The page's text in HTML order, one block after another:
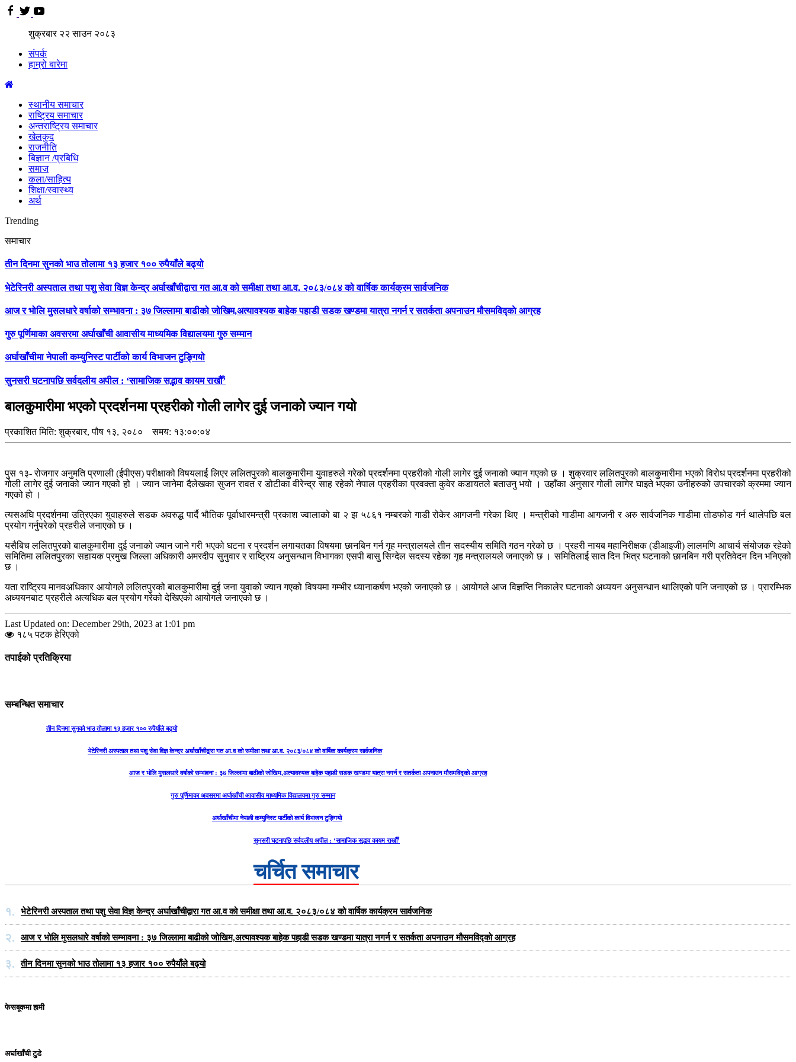
शुक्रबार २२साउन २०८३
संपर्क
हाम्रो बारेमा
स्थानीय समाचार
राष्ट्रिय समाचार
अन्तराष्ट्रिय समाचार
खेलकुद
राजनीति
बिज्ञान /प्रबिधि
समाज
कला/साहित्य
शिक्षा/स्वास्थ्य
अर्थ
Trending
समाचार
तीन दिनमा सुनको भाउ तोलामा १३ हजार १०० रुपैयाँले बढ्यो
भेटेरिनरी अस्पताल तथा पशु सेवा विज्ञ केन्द्र अर्घाखाँचीद्वारा गत आ.व को समीक्षा तथा आ.व. २०८३/०८४ को वार्षिक कार्यक्रम सार्वजनिक
आज र भोलि मुसलधारे वर्षाको सम्भावना : ३७ जिल्लामा बाढीको जोखिम,अत्यावश्यक बाहेक पहाडी सडक खण्डमा यात्रा नगर्न र सतर्कता अपनाउन मौसमविद्काे आग्रह
गुरु पूर्णिमाका अवसरमा अर्घाखाँची आवासीय माध्यमिक विद्यालयमा गुरु सम्मान
अर्घाखाँचीमा नेपाली कम्युनिस्ट पार्टीको कार्य विभाजन टुङ्गियो
सुनसरी घटनापछि सर्वदलीय अपील : ‘सामाजिक सद्भाव कायम राखौँ’
बालकुमारीमा भएको प्रदर्शनमा प्रहरीको गोली लागेर दुई जनाको ज्यान गयो
प्रकाशित मिति:शुक्रबार, पौष १३, २०८० समय: १३:००:०४
पुस १३- रोजगार अनुमति प्रणाली (ईपीएस) परीक्षाको विषयलाई लिएर ललितपुरको बालकुमारीमा युवाहरुले गरेको प्रदर्शनमा प्रहरीको गोली लागेर दुई जनाको ज्यान गएको छ । शुक्रवार ललितपुरको बालकुमारीमा भएको विरोध प्रदर्शनमा प्रहरीको
गोली लागेर दुई जनाको ज्यान गएको हो । ज्यान जानेमा दैलेखका सुजन रावत र डोटीका वीरेन्द्र साह रहेको नेपाल प्रहरीका प्रवक्ता कुवेर कडायतले बताउनु भयो । उहाँका अनुसार गोली लागेर घाइते भएका उनीहरुको उपचारको क्रममा ज्यान
गएको हो ।
त्यसअघि प्रदर्शनमा उत्रिएका युवाहरुले सडक अवरुद्ध पार्दै भौतिक पूर्वाधारमन्त्री प्रकाश ज्वालाको बा २ झ ५८६१ नम्बरको गाडी रोकेर आगजनी गरेका थिए । मन्त्रीको गाडीमा आगजनी र अरु सार्वजनिक गाडीमा तोडफोड गर्न थालेपछि बल
प्रयोग गर्नुपरेको प्रहरीले जनाएको छ ।
यसैबिच ललितपुरको बालकुमारीमा दुई जनाको ज्यान जाने गरी भएको घटना र प्रदर्शन लगायतका विषयमा छानबिन गर्न गृह मन्त्रालयले तीन सदस्यीय समिति गठन गरेको छ । प्रहरी नायब महानिरीक्षक (डीआइजी) लालमणि आचार्य संयोजक रहेको
समितिमा ललितपुरका सहायक प्रमुख जिल्ला अधिकारी अमरदीप सुनुवार र राष्ट्रिय अनुसन्धान विभागका एसपी बासु सिग्देल सदस्य रहेका गृह मन्त्रालयले जनाएको छ । समितिलाई सात दिन भित्र घटनाको छानबिन गरी प्रतिवेदन दिन भनिएको
छ ।
यता राष्ट्रिय मानवअधिकार आयोगले ललितपुरको बालकुमारीमा दुई जना युवाको ज्यान गएको विषयमा गम्भीर ध्यानाकर्षण भएको जनाएको छ । आयोगले आज विज्ञप्ति निकालेर घटनाको अध्ययन अनुसन्धान थालिएको पनि जनाएको छ । प्रारम्भिक
अध्ययनबाट प्रहरीले अत्यधिक बल प्रयोग गरेको देखिएको आयोगले जनाएको छ ।
Last Updated on: December 29th, 2023 at 1:01 pm
१८५ पटक हेरिएको
तपाईको प्रतिक्रिया
सम्बन्धित समाचार
तीन दिनमा सुनको भाउ तोलामा १३ हजार १०० रुपैयाँले बढ्यो
भेटेरिनरी अस्पताल तथा पशु सेवा विज्ञ केन्द्र अर्घाखाँचीद्वारा गत आ.व को समीक्षा तथा आ.व. २०८३/०८४ को वार्षिक कार्यक्रम सार्वजनिक
आज र भोलि मुसलधारे वर्षाको सम्भावना : ३७ जिल्लामा बाढीको जोखिम,अत्यावश्यक बाहेक पहाडी सडक खण्डमा यात्रा नगर्न र सतर्कता अपनाउन मौसमविद्काे आग्रह
गुरु पूर्णिमाका अवसरमा अर्घाखाँची आवासीय माध्यमिक विद्यालयमा गुरु सम्मान
अर्घाखाँचीमा नेपाली कम्युनिस्ट पार्टीको कार्य विभाजन टुङ्गियो
सुनसरी घटनापछि सर्वदलीय अपील : ‘सामाजिक सद्भाव कायम राखौँ’
चर्चित समाचार
१. भेटेरिनरी अस्पताल तथा पशु सेवा विज्ञ केन्द्र अर्घाखाँचीद्वारा गत आ.व को समीक्षा तथा आ.व. २०८३/०८४ को वार्षिक कार्यक्रम सार्वजनिक
२. आज र भोलि मुसलधारे वर्षाको सम्भावना : ३७ जिल्लामा बाढीको जोखिम,अत्यावश्यक बाहेक पहाडी सडक खण्डमा यात्रा नगर्न र सतर्कता अपनाउन मौसमविद्काे आग्रह
३. तीन दिनमा सुनको भाउ तोलामा १३ हजार १०० रुपैयाँले बढ्यो
फेसबूकमा हामी
अर्घाखाँची टुडे